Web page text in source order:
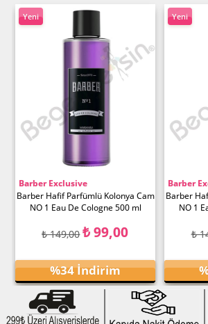
Barber Exclusive
Barber Hafif Parfümlü Kolonya Cam
NO 1 Eau De Cologne 500 ml
₺ 99,00
₺ 149,00
Ürünü İncele
%34İndirim
%34İndirim
Yeni
Barber
Barber
NO 1
₺
Yeni